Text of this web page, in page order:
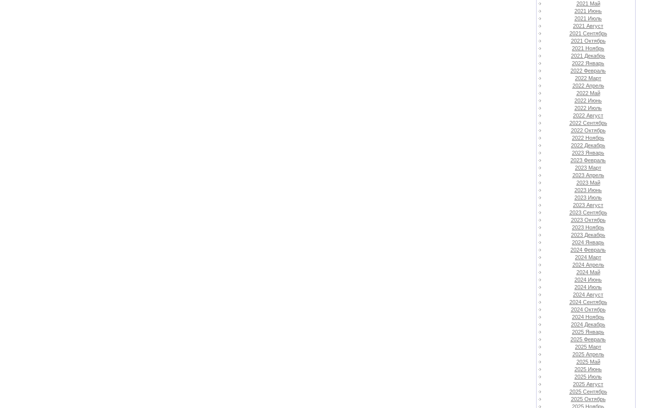
2021 Май
2021 Июнь
2021 Июль
2021 Август
2021 Сентябрь
2021 Октябрь
2021 Ноябрь
2021 Декабрь
2022 Январь
2022 Февраль
2022 Март
2022 Апрель
2022 Май
2022 Июнь
2022 Июль
2022 Август
2022 Сентябрь
2022 Октябрь
2022 Ноябрь
2022 Декабрь
2023 Январь
2023 Февраль
2023 Март
2023 Апрель
2023 Май
2023 Июнь
2023 Июль
2023 Август
2023 Сентябрь
2023 Октябрь
2023 Ноябрь
2023 Декабрь
2024 Январь
2024 Февраль
2024 Март
2024 Апрель
2024 Май
2024 Июнь
2024 Июль
2024 Август
2024 Сентябрь
2024 Октябрь
2024 Ноябрь
2024 Декабрь
2025 Январь
2025 Февраль
2025 Март
2025 Апрель
2025 Май
2025 Июнь
2025 Июль
2025 Август
2025 Сентябрь
2025 Октябрь
2025 Ноябрь